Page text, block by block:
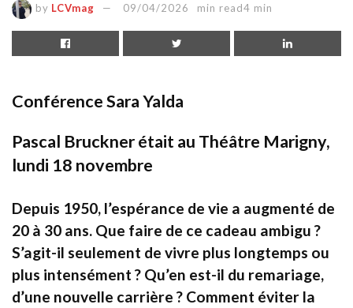
by LCVmag 09/04/2026 min read4 min
Conférence Sara Yalda
Pascal Bruckner était au Théâtre Marigny,
lundi 18 novembre
Depuis 1950, l’espérance de vie a augmenté de
20 à 30 ans. Que faire de ce cadeau ambigu ?
S’agit-il seulement de vivre plus longtemps ou
plus intensément ? Qu’en est-il du remariage,
d’une nouvelle carrière ? Comment éviter la